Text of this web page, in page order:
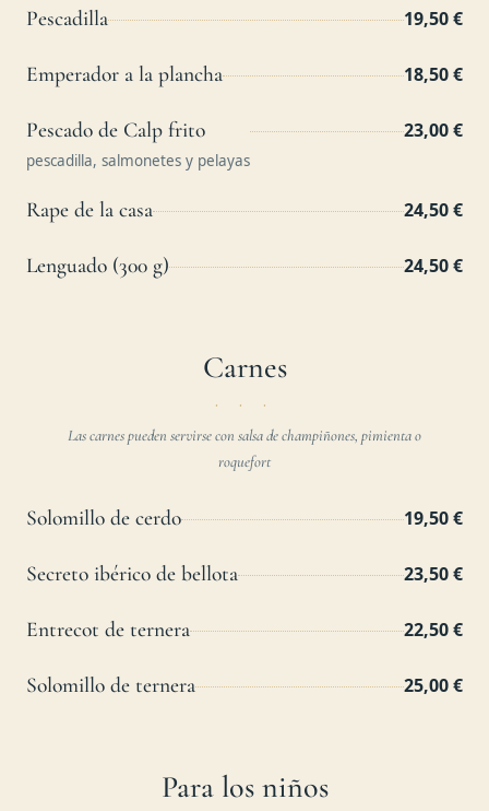
Pescadilla 19,50 €
Emperador a la plancha 18,50 €
Pescado de Calp frito
pescadilla, salmonetes y pelayas
23,00 €
Rape de la casa 24,50 €
Lenguado (300 g) 24,50 €
Carnes
Las carnes pueden servirse con salsa de champiñones, pimienta o
roquefort
Solomillo de cerdo 19,50 €
Secreto ibérico de bellota 23,50 €
Entrecot de ternera 22,50 €
Solomillo de ternera 25,00 €
Para los niños